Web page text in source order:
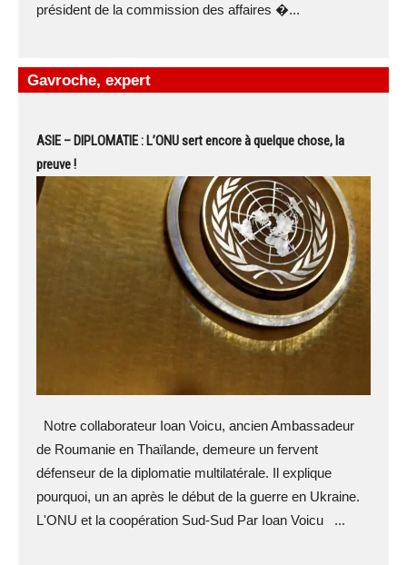
président de la commission des affaires �...
Gavroche, expert
ASIE – DIPLOMATIE : L’ONU sert encore à quelque chose, la
preuve !
Notre collaborateur Ioan Voicu, ancien Ambassadeur
de Roumanie en Thaïlande, demeure un fervent
défenseur de la diplomatie multilatérale. Il explique
pourquoi, un an après le début de la guerre en Ukraine.
L'ONU et la coopération Sud-Sud Par Ioan Voicu ...